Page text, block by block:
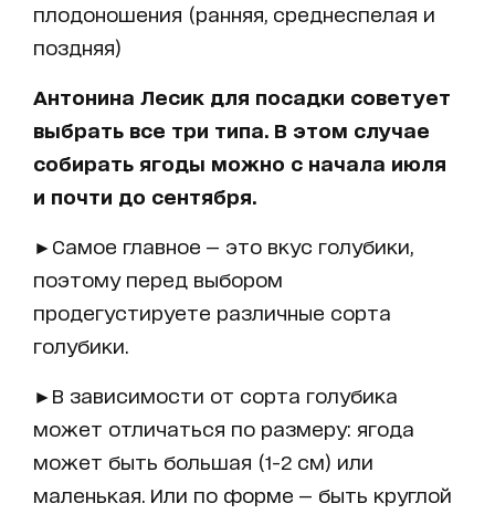
плодоношения (ранняя, среднеспелая и
поздняя)
Антонина Лесик для посадки советует
выбрать все три типа. В этом случае
собирать ягоды можно с начала июля
и почти до сентября.
►Самое главное — это вкус голубики,
поэтому перед выбором
продегустируете различные сорта
голубики.
►В зависимости от сорта голубика
может отличаться по размеру: ягода
может быть большая (1-2 см) или
маленькая. Или по форме — быть круглой